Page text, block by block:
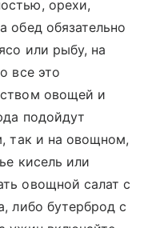
орехи,
обед обязательно
или рыбу, на
все это
овощей и
подойдут
так и на овощном,
кисель или
овощной салат с
либо бутерброд с